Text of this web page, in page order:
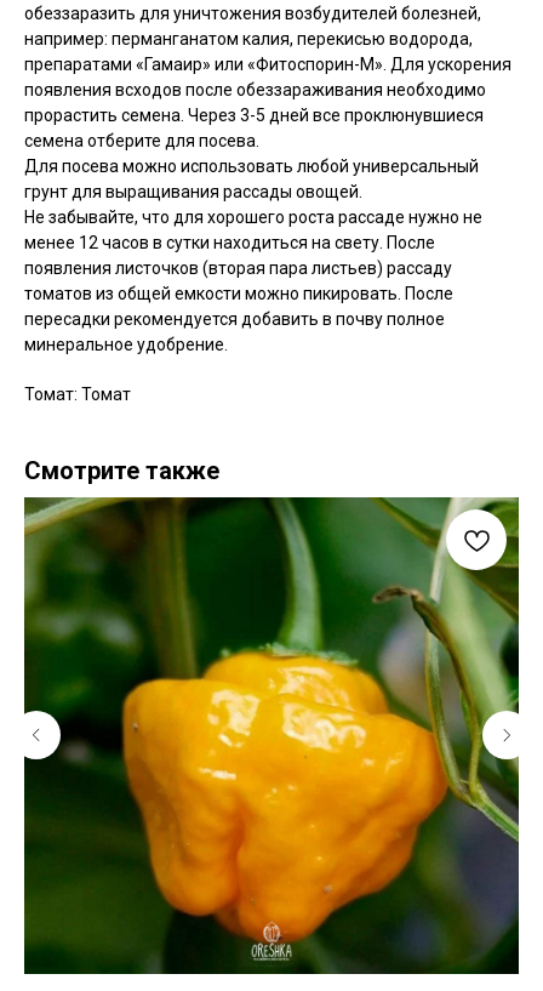
обеззаразить для уничтожения возбудителей болезней,
например: перманганатом калия, перекисью водорода,
препаратами «Гамаир» или «Фитоспорин-М». Для ускорения
появления всходов после обеззараживания необходимо
прорастить семена. Через 3-5 дней все проклюнувшиеся
семена отберите для посева.
Для посева можно использовать любой универсальный
грунт для выращивания рассады овощей.
Не забывайте, что для хорошего роста рассаде нужно не
менее 12 часов в сутки находиться на свету. После
появления листочков (вторая пара листьев) рассаду
томатов из общей емкости можно пикировать. После
пересадки рекомендуется добавить в почву полное
минеральное удобрение.
Томат: Томат
Смотрите также